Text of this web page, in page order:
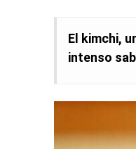
El kimchi,
intenso